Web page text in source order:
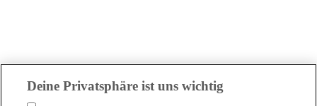
Deine Privatsphäre ist uns wichtig